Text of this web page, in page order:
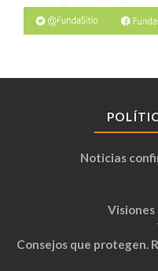
Noticias
Consejos que protegen.